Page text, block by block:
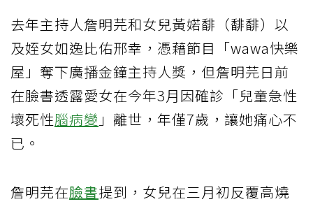
去年主持人詹明芫和女兒黃婼馡（馡馡）以
及姪女如逸比佑邢幸，憑藉節目「wawa快樂
屋」奪下廣播金鐘主持人獎，但詹明芫日前
在臉書透露愛女在今年3月因確診「兒童急性
壞死性腦病變 」離世，年僅7歲，讓她痛心不
已。
詹明芫在臉書提到，女兒在三月初反覆高燒